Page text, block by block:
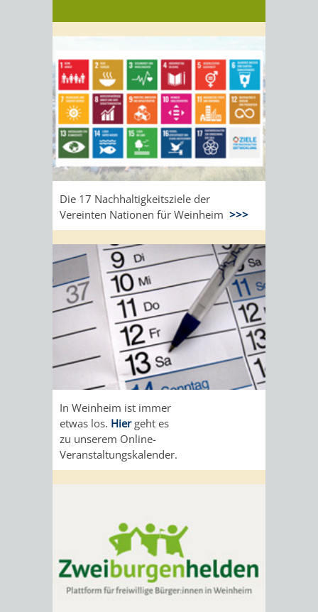
Die 17 Nachhaltigkeitsziele der
Vereinten Nationen für Weinheim >>>
In Weinheim ist immer
etwas los. Hiergeht es
zu unserem Online-
Veranstaltungskalender.